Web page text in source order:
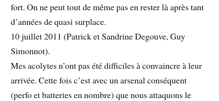
fort. On ne peut tout de même pas en rester là après tant
d’années de quasi surplace.
10 juillet 2011 (Patrick et Sandrine Degouve, Guy
Simonnot).
Mes acolytes n’ont pas été difficiles à convaincre à leur
arrivée. Cette fois c’est avec un arsenal conséquent
(perfo et batteries en nombre) que nous attaquons le